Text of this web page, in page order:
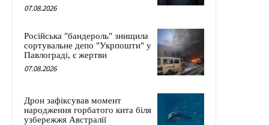
07.08.2026
Російська "бандероль" знищила
сортувальне депо "Укрпошти" у
Павлограді, є жертви
07.08.2026
Дрон зафіксував момент
народження горбатого кита біля
узбережжя Австралії